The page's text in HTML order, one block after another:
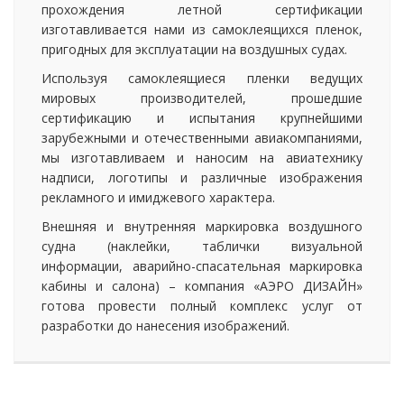
прохождения летной сертификации
изготавливается нами из самоклеящихся пленок,
пригодных для эксплуатации на воздушных судах.
Используя самоклеящиеся пленки ведущих
мировых производителей, прошедшие
сертификацию и испытания крупнейшими
зарубежными и отечественными авиакомпаниями,
мы изготавливаем и наносим на авиатехнику
надписи, логотипы и различные изображения
рекламного и имиджевого характера.
Внешняя и внутренняя маркировка воздушного
судна (наклейки, таблички визуальной
информации, аварийно-спасательная маркировка
кабины и салона) – компания «АЭРО ДИЗАЙН»
готова провести полный комплекс услуг от
разработки до нанесения изображений.